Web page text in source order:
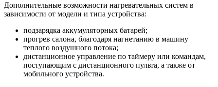
Дополнительные возможности нагревательных систем в
зависимости от модели и типа устройства:
подзарядка аккумуляторных батарей;
прогрев салона, благодаря нагнетанию в машину
теплого воздушного потока;
дистанционное управление по таймеру или командам,
поступающим с дистанционного пульта, а также от
мобильного устройства.